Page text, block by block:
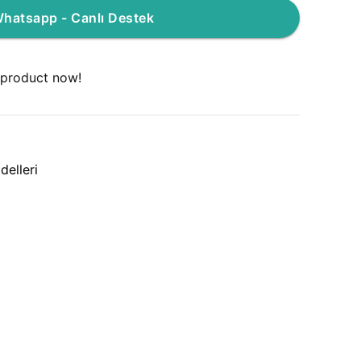
- Canlı Destek
now!